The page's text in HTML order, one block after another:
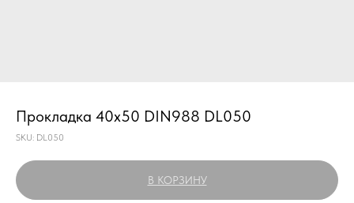
Прокладка 40х50 DIN988 DL050
SKU: DL050
В КОРЗИНУ